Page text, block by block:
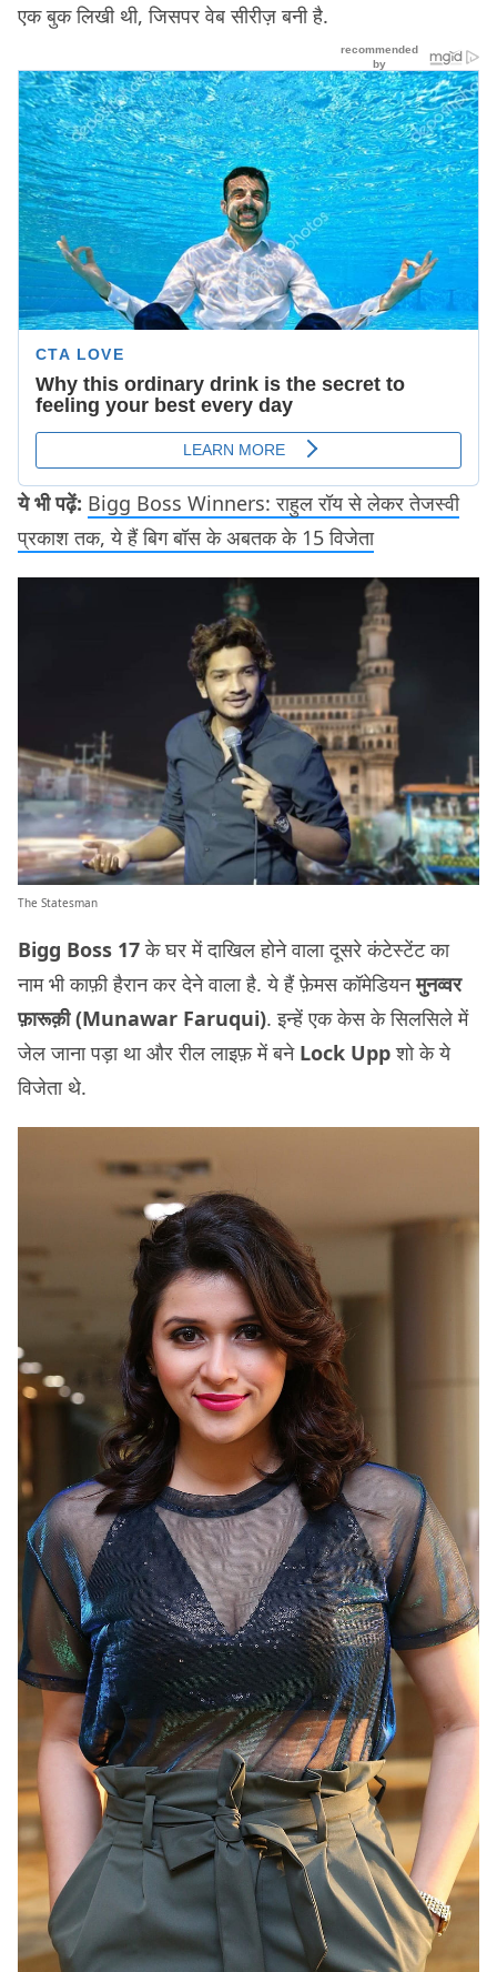
एक बुक लिखी थी, जिसपर वेब सीरीज़ बनी है.
ये भी पढ़ें: Bigg Boss Winners: राहुल रॉय से लेकर तेजस्वी
प्रकाश तक, ये हैं बिग बॉस के अबतक के 15 विजेता
The Statesman
Bigg Boss 17के घर में दाखिल होने वाला दूसरे कंटेस्टेंट का
नाम भी काफ़ी हैरान कर देने वाला है. ये हैं फ़ेमस कॉमेडियनमुनव्वर
फ़ारूक़ी (Munawar Faruqui). इन्हें एक केस के सिलसिले में
जेल जाना पड़ा था और रील लाइफ़ में बनेLock Uppशो के ये
विजेता थे.